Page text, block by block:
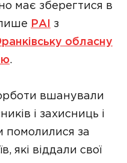
має зберегтися в
РАІ
з
обласну
.
вшанували
і захисниць і
помолилися за
які віддали свої